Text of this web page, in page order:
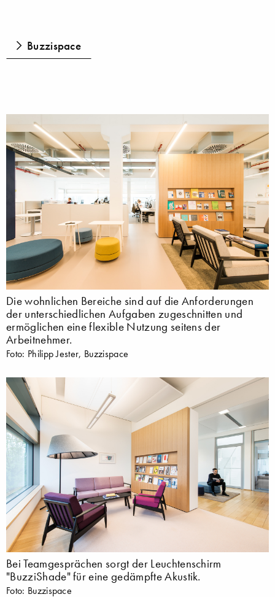
Buzzispace
Die wohnlichen Bereiche sind auf die Anforderungen
der unterschiedlichen Aufgaben zugeschnitten und
ermöglichen eine flexible Nutzung seitens der
Arbeitnehmer.
Foto: Philipp Jester, Buzzispace
Bei Teamgesprächen sorgt der Leuchtenschirm
"BuzziShade" für eine gedämpfte Akustik.
Foto: Buzzispace